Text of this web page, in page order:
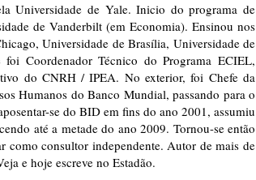
Universidade de Yale. Inicio do programa de
de Vanderbilt (em Economia). Ensinou nos
Universidade de Brasília, Universidade de
Coordenador Técnico do Programa ECIEL,
do CNRH / IPEA. No exterior, foi Chefe da
Humanos do Banco Mundial, passando para o
se do BID em fins do ano 2001, assumiu
até a metade do ano 2009. Tornou-se então
como consultor independente. Autor de mais de
e hoje escreve no Estadão.